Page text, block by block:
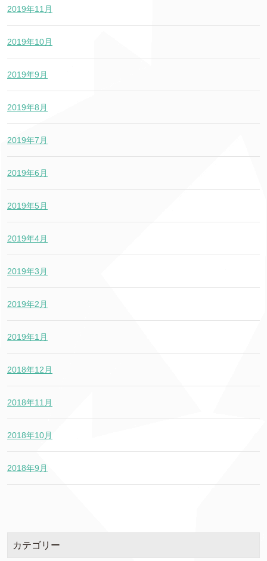
2019年11月
2019年10月
2019年9月
2019年8月
2019年7月
2019年6月
2019年5月
2019年4月
2019年3月
2019年2月
2019年1月
2018年12月
2018年11月
2018年10月
2018年9月
カテゴリー